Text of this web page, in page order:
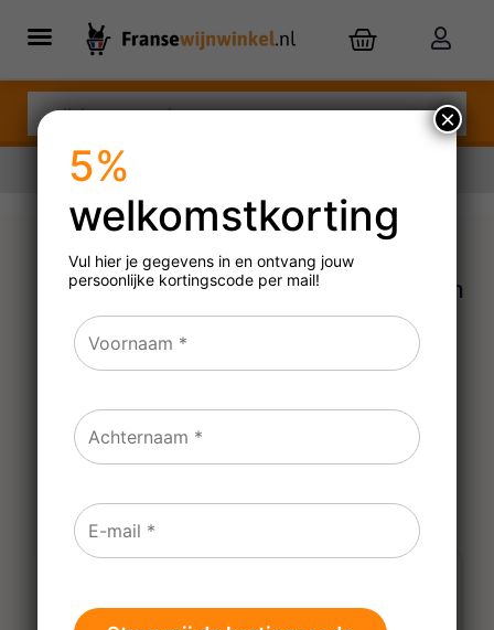
Daniel Pollier Saint-Véran
2022, 2023
€17,79
5%
welkomstkorting
Vul hier je gegevens in en ontvang jouw
persoonlijke kortingscode per mail!
×